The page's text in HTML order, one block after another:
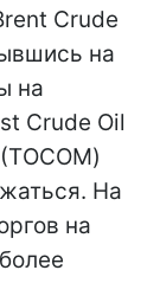
Crude
на
на
Crude Oil
На
на